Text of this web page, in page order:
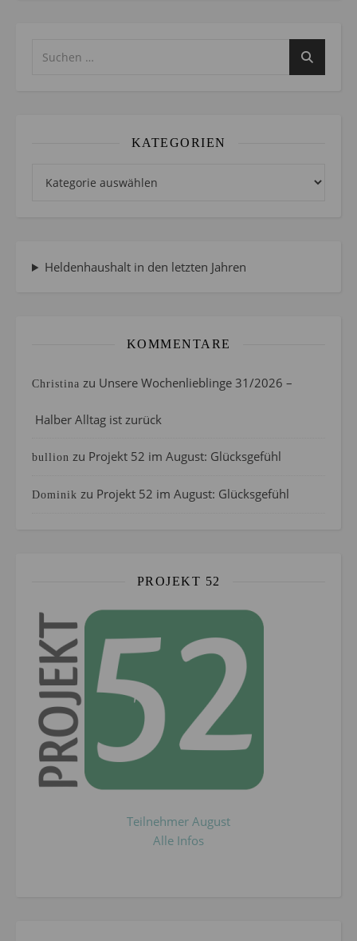
KATEGORIEN
Heldenhaushalt in den letzten Jahren
KOMMENTARE
Christina zu Unsere Wochenlieblinge 31/2026 –
Halber Alltag ist zurück
bullion zu Projekt 52 im August: Glücksgefühl
Dominik zu Projekt 52 im August: Glücksgefühl
PROJEKT 52
Teilnehmer August
Alle Infos